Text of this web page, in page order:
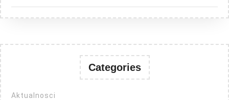
Categories
Aktualnosci